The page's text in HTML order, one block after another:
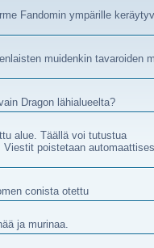
Fandomin ympärille
muidenkin tavaroiden
Dragon lähialueelta?
alue. Täällä voi tutustua
poistetaan
conista otettu
ja murinaa.